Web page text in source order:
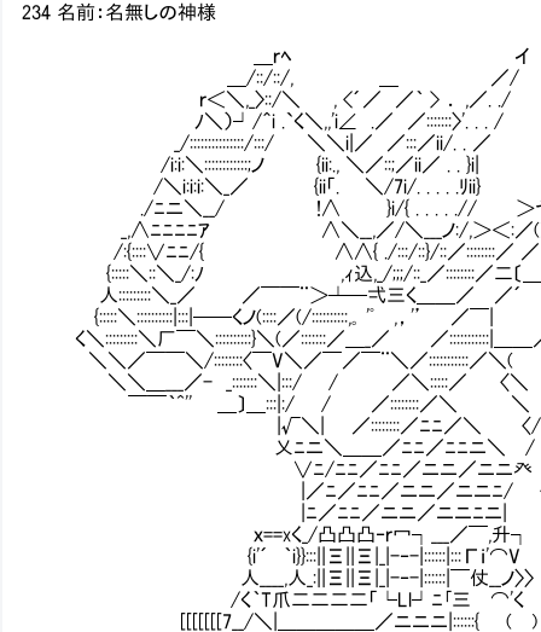
234 名前：名無しの神様
＿ｒﾍ イ
＿/::/::/, ＿ ／/
ｒ＜＼,_〉::/＼ , <´／ ／｀ > ． ,／. ./
ﾉ＼）┘/＾i .`く＼,,'i∠ .／ ／:::::::〉'. . . /
_/:::::::::::::::/:::/ ＼＼i|／ ／:::／ii/. . ／
/i:i:＼::::::::::::;ノ {ii:., ＼／::;／ii／ . . }i|
/＼i:i:i:＼_／ {ii「. ＼/7i/. . . . .ﾘii}
./ﾆニ＼__/ !∧ }i/{ . . . . .// ＞
_,∧ﾆﾆﾆﾆｱ ∧＼__,／/＼___ノ:/,＞＜:／
/:{::::∨ﾆﾆ/{ ∧∧{ ./:::/::}/::／::::::::／ ／ 辺に
{:::::＼::＼_/:ﾉ ,ｨ込,_/;;;/::_／::::::::／二〔＿
人:::::::::＼_／ ／￣￣¨＞┴─弌三く＿＿／ ／
{:::::＼::::::::::|:::|──くノ(::::／(/::::::::::,｡ 'ﾟ ,，'’ ／￣|
く＼:::::::::＼厂￣＼::::::::::}＼(／:::::::／＿_／ ／:::::::::::|
＼＼／￣￣＼/::::::::〈￣V＼／￣／￣¨＼／:::::::::::／
＼＼＿___／- _:::::::＼|:::/ / ／＼:::::／ 〈
￣￣｀^'' ＿〕＿:::|:/ / ／::::::::／＼ ＼ ／
|√＼| ／::::::::／ﾆﾆ／＼ 〈
乂ﾆニ＼＿＿／ﾆﾆ／ﾆﾆニ
∨ﾆ/ﾆﾆ／ﾆﾆ／ニニ／ニニ癶
|／ﾆ／ﾆﾆ／ニニ／ニニﾆ/ 〈
|ﾆ／ﾆﾆ／ニニ／ニニﾆニ| {￣／
ｘ==xく_/凸凸凸‐ｒ冖┐___／￣,升
{i'´ ｀i}}:::||Ξ||Ξ|_|-‐-|::::::|:::Гｉ'⌒V 〉__
人____,人_:||Ξ||Ξ|_|-‐-|::::::|￣仗__ノ〉〉
/く｀T爪二二二二「└Ll┘ﾆ｢三㌻⌒'く {
[[[[[[[7__/＼|＿＿＿＿＿／ニニニ|::::::{ ( )